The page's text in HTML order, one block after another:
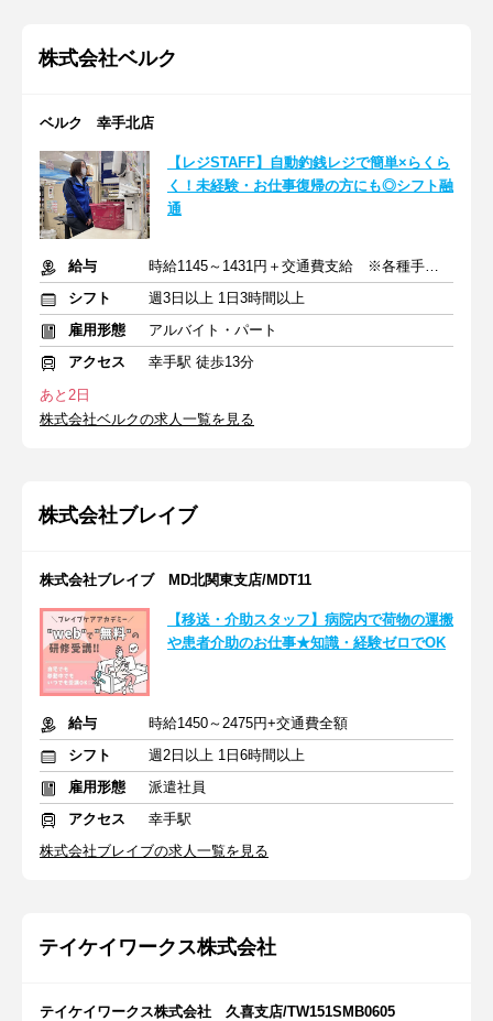
株式会社ベルク
ベルク 幸手北店
【レジSTAFF】自動釣銭レジで簡単×らくら
く！未経験・お仕事復帰の方にも◎シフト融
通
給与
時給1145～1431円＋交通費支給 ※各種手当含む
シフト
週3日以上 1日3時間以上
雇用形態
アルバイト・パート
アクセス
幸手駅 徒歩13分
あと2日
株式会社ベルクの求人一覧を見る
株式会社ブレイブ
株式会社ブレイブ MD北関東支店/MDT11
【移送・介助スタッフ】病院内で荷物の運搬
や患者介助のお仕事★知識・経験ゼロでOK
給与
時給1450～2475円+交通費全額
シフト
週2日以上 1日6時間以上
雇用形態
派遣社員
アクセス
幸手駅
株式会社ブレイブの求人一覧を見る
テイケイワークス株式会社
テイケイワークス株式会社 久喜支店/TW151SMB0605